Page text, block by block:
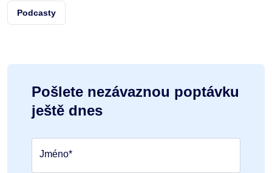
Podcasty
Pošlete nezávaznou poptávku
ještě dnes
Jméno*